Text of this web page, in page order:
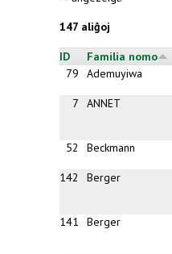
147 aliĝoj
ID Familia nomo
79
Ademuyiwa
7 ANNET
52 Beckmann
142 Berger
141 Berger